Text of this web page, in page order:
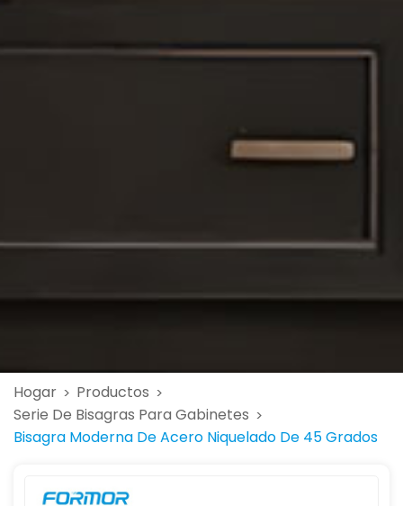
Hogar > Productos >
Serie De Bisagras Para Gabinetes >
Bisagra Moderna De Acero Niquelado De 45 Grados